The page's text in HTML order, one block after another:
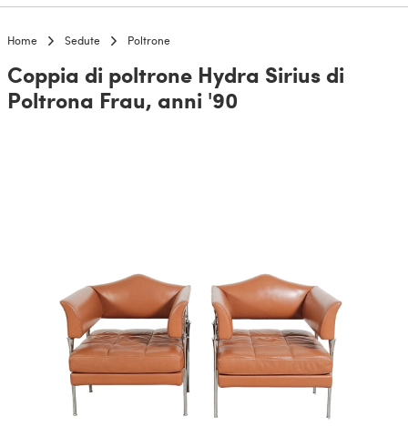
Home Sedute Poltrone
Coppia di poltrone Hydra Sirius di
Poltrona Frau, anni '90